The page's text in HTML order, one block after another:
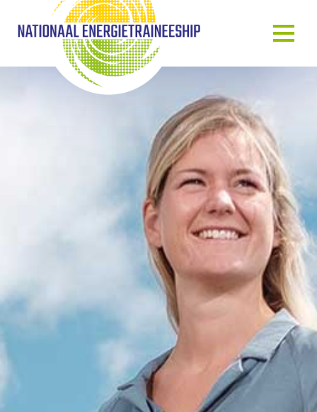
OVER ONS
HET TRAINEESHIP
ONZE MENSEN
ONZE GASTSPREKERS
BLOG & NIEUWS
AGENDA
STARTERS